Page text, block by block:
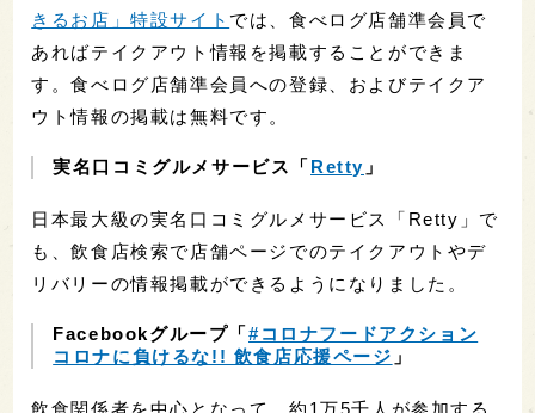
きるお店」特設サイト では、食べログ店舗準会員で
あればテイクアウト情報を掲載することができま
す。食べログ店舗準会員への登録、およびテイクア
ウト情報の掲載は無料です。
実名口コミグルメサービス「 Retty 」
日本最大級の実名口コミグルメサービス「Retty」で
も、飲食店検索で店舗ページでのテイクアウトやデ
リバリーの情報掲載ができるようになりました。
Facebookグループ「#コロナフードアクション
コロナに負けるな!! 飲食店応援ページ 」